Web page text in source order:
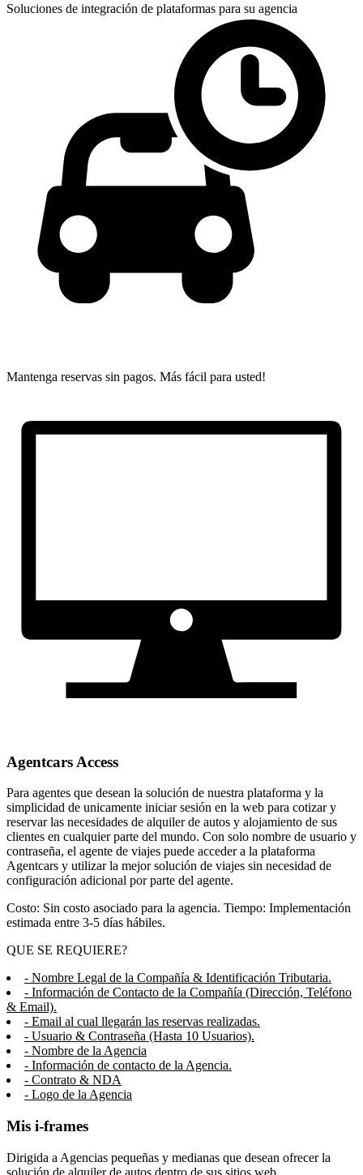
Soluciones de integración de plataformas para su agencia
Mantenga reservas sin pagos. Más fácil para usted!
Agentcars Access
Para agentes que desean la solución de nuestra plataforma y la
simplicidad de unicamente iniciar sesión en la web para cotizar y
reservar las necesidades de alquiler de autos y alojamiento de sus
clientes en cualquier parte del mundo. Con solo nombre de usuario y
contraseña, el agente de viajes puede acceder a la plataforma
Agentcars y utilizar la mejor solución de viajes sin necesidad de
configuración adicional por parte del agente.
Costo: Sin costo asociado para la agencia. Tiempo: Implementación
estimada entre 3-5 días hábiles.
QUE SE REQUIERE?
- Nombre Legal de la Compañía & Identificación Tributaria.
- Información de Contacto de la Compañía (Dirección, Teléfono
& Email).
- Email al cual llegarán las reservas realizadas.
- Usuario & Contraseña (Hasta 10 Usuarios).
- Nombre de la Agencia
- Información de contacto de la Agencia.
- Contrato & NDA
- Logo de la Agencia
Mis i-frames
Dirigida a Agencias pequeñas y medianas que desean ofrecer la
solución de alquiler de autos dentro de sus sitios web.